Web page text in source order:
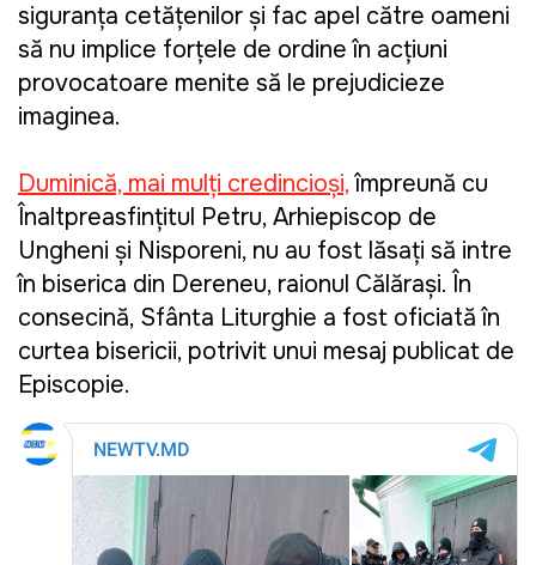
siguranța cetățenilor și fac apel către oameni
să nu implice forțele de ordine în acțiuni
provocatoare menite să le prejudicieze
imaginea.
Duminică, mai mulți credincioși,împreună cu
Înaltpreasfințitul Petru, Arhiepiscop de
Ungheni și Nisporeni, nu au fost lăsați să intre
în biserica din Dereneu, raionul Călărași. În
consecință, Sfânta Liturghie a fost oficiată în
curtea bisericii, potrivit unui mesaj publicat de
Episcopie.